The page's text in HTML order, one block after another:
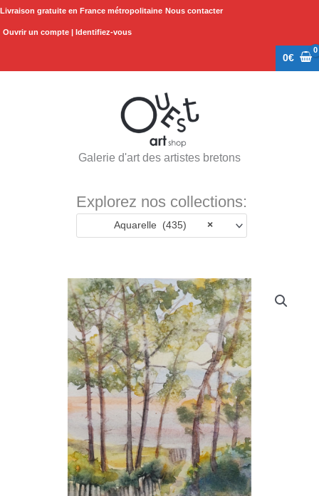
Aller
Livraison gratuite en France métropolitaine Nous contacter
Ouvrir un compte | Identifiez-vous
0€
Galerie d'art des artistes bretons
Explorez nos collections:
×
Aquarelle (435)